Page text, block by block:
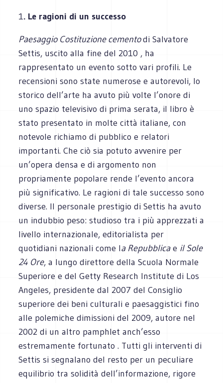
1. Le ragioni di un successo
Paesaggio Costituzione cementodi Salvatore
Settis, uscito alla fine del 2010 , ha
rappresentato un evento sotto vari profili. Le
recensioni sono state numerose e autorevoli, lo
storico dell’arte ha avuto più volte l’onore di
uno spazio televisivo di prima serata, il libro è
stato presentato in molte città italiane, con
notevole richiamo di pubblico e relatori
importanti. Che ciò sia potuto avvenire per
un’opera densa e di argomento non
propriamente popolare rende l’evento ancora
più significativo. Le ragioni di tale successo sono
diverse. Il personale prestigio di Settis ha avuto
un indubbio peso: studioso tra i più apprezzati a
livello internazionale, editorialista per
quotidiani nazionali come la Repubblicae il Sole
24 Ore, a lungo direttore della Scuola Normale
Superiore e del Getty Research Institute di Los
Angeles, presidente dal 2007 del Consiglio
superiore dei beni culturali e paesaggistici fino
alle polemiche dimissioni del 2009, autore nel
2002 di un altro pamphlet anch’esso
estremamente fortunato . Tutti gli interventi di
Settis si segnalano del resto per un peculiare
equilibrio tra solidità dell’informazione, rigore